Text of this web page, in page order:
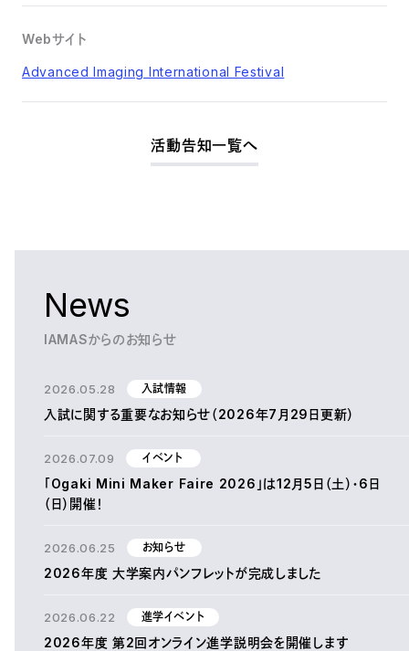
Webサイト
Advanced Imaging International Festival
活動告知一覧へ
News
IAMASからのお知らせ
2026.05.28 入試情報
入試に関する重要なお知らせ（2026年7月29日更新）
2026.07.09 イベント
「Ogaki Mini Maker Faire 2026」は12月5日（土）・6日
（日）開催！
2026.06.25 お知らせ
2026年度 大学案内パンフレットが完成しました
2026.06.22 進学イベント
2026年度 第2回オンライン進学説明会を開催します